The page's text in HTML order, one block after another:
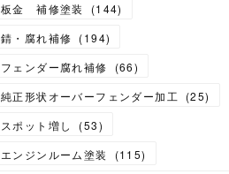
板金 補修塗装
(144)
錆・腐れ補修 (194)
フェンダー腐れ補修
(66)
純正形状オーバーフェンダー加工
(25)
スポット増し
(53)
エンジンルーム塗装
(115)